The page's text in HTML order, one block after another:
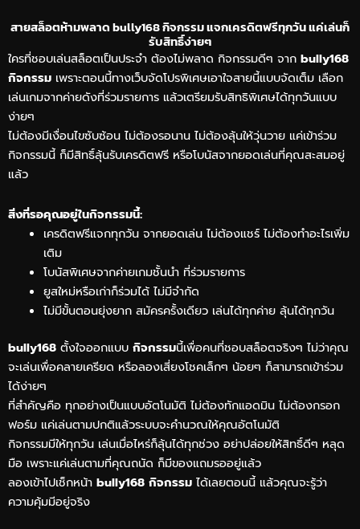
สายสล็อตห้ามพลาด bully168 กิจกรรม แจกเครดิตฟรีทุกวัน แค่เล่นก็
รับสิทธิ์ง่ายๆ
ใครที่ชอบเล่นสล็อตเป็นประจำ ต้องไม่พลาด กิจกรรมดีๆ จาก bully168
กิจกรรม เพราะตอนนี้ทางเว็บจัดโปรพิเศษเอาใจสายนี้แบบจัดเต็ม เลือก
เล่นเกมจากค่ายดังที่ร่วมรายการ แล้วเตรียมรับสิทธิพิเศษได้ทุกวันแบบ
ง่ายๆ
ไม่ต้องมีเงื่อนไขซับซ้อน ไม่ต้องรอนาน ไม่ต้องลุ้นให้วุ่นวาย แค่เข้าร่วม
กิจกรรมนี้ ก็มีสิทธิ์ลุ้นรับเครดิตฟรี หรือโบนัสจากยอดเล่นที่คุณสะสมอยู่
แล้ว
สิ่งที่รอคุณอยู่ในกิจกรรมนี้:
เครดิตฟรีแจกทุกวัน จากยอดเล่น ไม่ต้องแชร์ ไม่ต้องทำอะไรเพิ่ม
เติม
โบนัสพิเศษจากค่ายเกมชั้นนำ ที่ร่วมรายการ
ยูสใหม่หรือเก่าก็ร่วมได้ ไม่มีจำกัด
ไม่มีขั้นตอนยุ่งยาก สมัครครั้งเดียว เล่นได้ทุกค่าย ลุ้นได้ทุกวัน
bully168 ตั้งใจออกแบบ กิจกรรมนี้เพื่อคนที่ชอบสล็อตจริงๆ ไม่ว่าคุณ
จะเล่นเพื่อคลายเครียด หรือลองเสี่ยงโชคเล็กๆ น้อยๆ ก็สามารถเข้าร่วม
ได้ง่ายๆ
ที่สำคัญคือ ทุกอย่างเป็นแบบอัตโนมัติ ไม่ต้องทักแอดมิน ไม่ต้องกรอก
ฟอร์ม แค่เล่นตามปกติแล้วระบบจะคำนวณให้คุณอัตโนมัติ
กิจกรรมมีให้ทุกวัน เล่นเมื่อไหร่ก็ลุ้นได้ทุกช่วง อย่าปล่อยให้สิทธิ์ดีๆ หลุด
มือ เพราะแค่เล่นตามที่คุณถนัด ก็มีของแถมรออยู่แล้ว
ลองเข้าไปเช็กหน้า bully168 กิจกรรม ได้เลยตอนนี้ แล้วคุณจะรู้ว่า
ความคุ้มมีอยู่จริง